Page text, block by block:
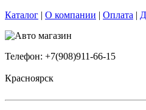
Каталог | О компании | Оплата |
Телефон: +7(908)911-66-15
Красноярск